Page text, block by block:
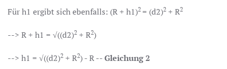
Für h1 ergibt sich ebenfalls: (R + h1)2 = (d2)2 + R2
--> R + h1 = √((d2)2 + R2)
--> h1 = √((d2)2 + R2)- R --Gleichung 2